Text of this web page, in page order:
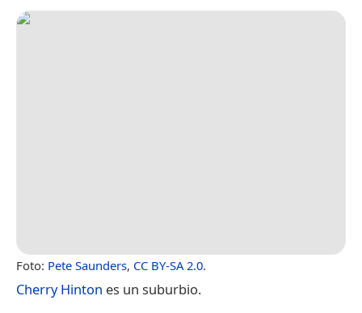
Foto: Pete Saunders, CC BY-SA 2.0.
Cherry Hinton es un suburbio.